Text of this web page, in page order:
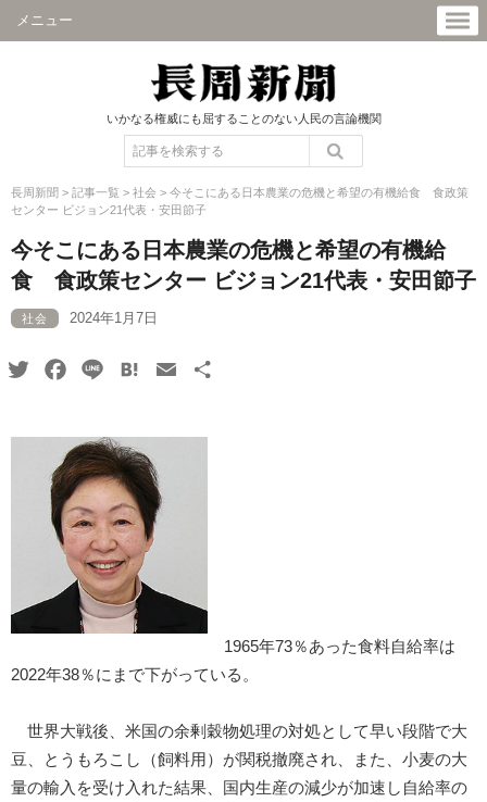
メニュー
いかなる権威にも屈することのない人民の言論機関
長周新聞 > 記事一覧 > 社会 > 今そこにある日本農業の危機と希望の有機給食 食政策
センター ビジョン21代表・安田節子
今そこにある日本農業の危機と希望の有機給
食 食政策センター ビジョン21代表・安田節子
社会 2024年1月7日
TwitterFacebook
Line HatenaEmail
1965年73％あった食料自給率は
2022年38％にまで下がっている。
世界大戦後、米国の余剰穀物処理の対処として早い段階で大
豆、とうもろこし（飼料用）が関税撤廃され、また、小麦の大
量の輸入を受け入れた結果、国内生産の減少が加速し自給率の